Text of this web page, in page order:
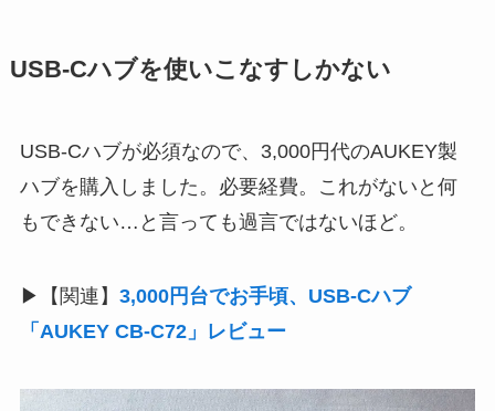
USB-Cハブを使いこなすしかない
USB-Cハブが必須なので、3,000円代のAUKEY製
ハブを購入しました。必要経費。これがないと何
もできない…と言っても過言ではないほど。
▶【関連】 3,000円台でお手頃、USB-Cハブ
「AUKEY CB-C72」レビュー